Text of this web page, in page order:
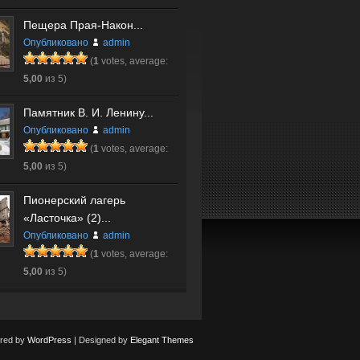
Пещера Прая-Након...
Опубликовано
admin
(1 votes, average:
5,00 из 5)
Памятник В. И. Ленину...
Опубликовано
admin
(1 votes, average:
5,00 из 5)
Пионерский лагерь
«Ласточка» (2)...
Опубликовано
admin
(1 votes, average:
5,00 из 5)
by WordPress | Designed by Elegant Themes